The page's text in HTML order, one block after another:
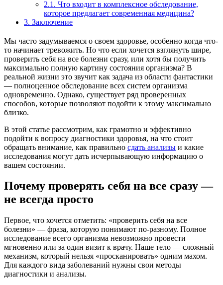
2.1. Что входит в комплексное обследование,
которое предлагает современная медицина?
3. Заключение
Мы часто задумываемся о своем здоровье, особенно когда что-
то начинает тревожить. Но что если хочется взглянуть шире,
проверить себя на все болезни сразу, или хотя бы получить
максимально полную картину состояния организма? В
реальной жизни это звучит как задача из области фантастики
— полноценное обследование всех систем организма
одновременно. Однако, существует ряд проверенных
способов, которые позволяют подойти к этому максимально
близко.
В этой статье рассмотрим, как грамотно и эффективно
подойти к вопросу диагностики здоровья, на что стоит
обращать внимание, как правильно сдать анализы и какие
исследования могут дать исчерпывающую информацию о
вашем состоянии.
Почему проверять себя на все сразу —
не всегда просто
Первое, что хочется отметить: «проверить себя на все
болезни» — фраза, которую понимают по-разному. Полное
исследование всего организма невозможно провести
мгновенно или за один визит к врачу. Наше тело — сложный
механизм, который нельзя «просканировать» одним махом.
Для каждого вида заболеваний нужны свои методы
диагностики и анализы.